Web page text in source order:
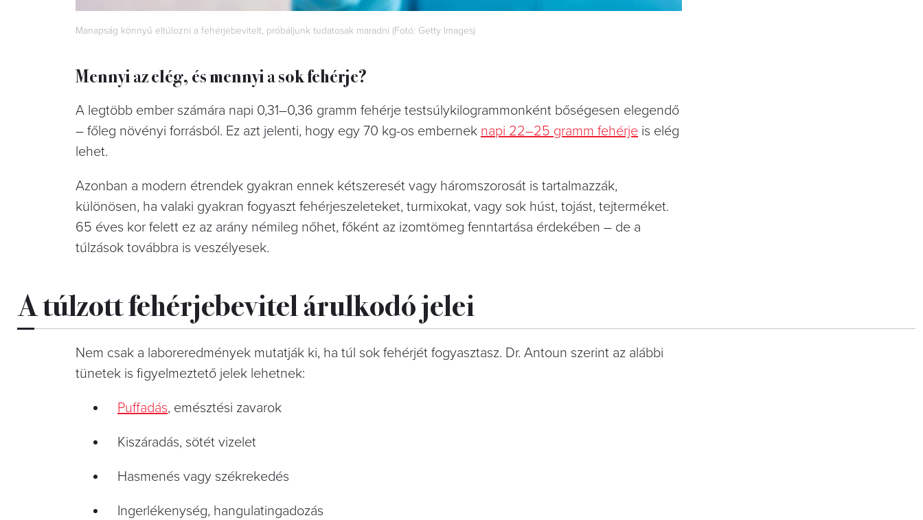
Manapság könnyű eltúlozni a fehérjebevitelt, próbáljunk tudatosak maradni (Fotó: Getty Images)
Mennyi az elég, és mennyi a sok fehérje?
A legtöbb ember számára napi 0,31–0,36 gramm fehérje testsúlykilogrammonként bőségesen elegendő
– főleg növényi forrásból. Ez azt jelenti, hogy egy 70 kg-os embernek napi 22–25 gramm fehérje is elég
lehet.
Azonban a modern étrendek gyakran ennek kétszeresét vagy háromszorosát is tartalmazzák,
különösen, ha valaki gyakran fogyaszt fehérjeszeleteket, turmixokat, vagy sok húst, tojást, tejterméket.
65 éves kor felett ez az arány némileg nőhet, főként az izomtömeg fenntartása érdekében – de a
túlzások továbbra is veszélyesek.
A túlzott fehérjebevitel árulkodó jelei
Nem csak a laboreredmények mutatják ki, ha túl sok fehérjét fogyasztasz. Dr. Antoun szerint az alábbi
tünetek is figyelmeztető jelek lehetnek:
Puffadás, emésztési zavarok
Kiszáradás, sötét vizelet
Hasmenés vagy székrekedés
Ingerlékenység, hangulatingadozás